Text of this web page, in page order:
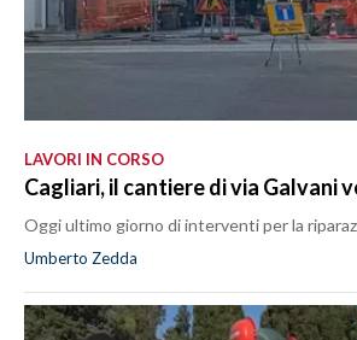
LAVORI IN CORSO
Cagliari, il cantiere di via Galvani
Oggi ultimo giorno di interventi per la
Umberto Zedda